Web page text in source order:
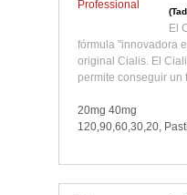
El
fórmula "innovadora
original Cialis. El
permite conseguir un
20mg 40mg
120,90,60,30,20,